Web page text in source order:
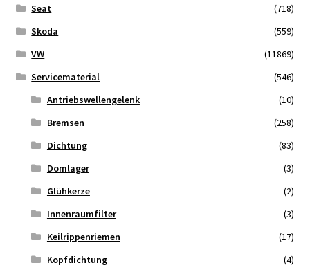
Seat
(718)
Skoda
(559)
VW
(11869)
Servicematerial
(546)
Antriebswellengelenk
(10)
Bremsen
(258)
Dichtung
(83)
Domlager
(3)
Glühkerze
(2)
Innenraumfilter
(3)
Keilrippenriemen
(17)
Kopfdichtung
(4)